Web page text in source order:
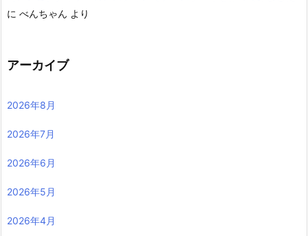
に べんちゃん より
アーカイブ
2026年8月
2026年7月
2026年6月
2026年5月
2026年4月